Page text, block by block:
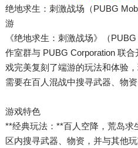
绝地求生：刺激战场（PUBG
游
《绝地求生：刺激战场》（
作室群与 PUBG Corporation 联
戏完美复刻了端游的玩法和体验
需要在百人混战中搜寻武器、物
游戏特色
**经典玩法：**百人空降，荒岛
区内搜寻武器、物资，并与其他